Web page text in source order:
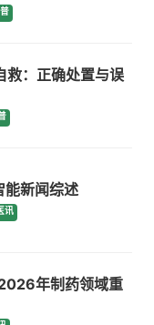
救：正确处置与误
新闻综述
讯
年制药领域重